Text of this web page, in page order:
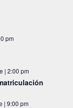
pm
| 2:00 pm
| 9:00 pm